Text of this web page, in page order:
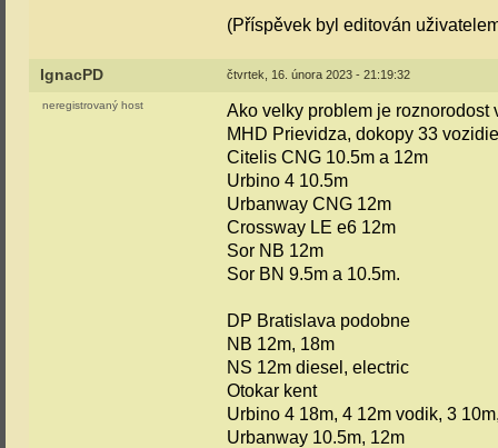
(Příspěvek byl editován
IgnacPD čtvrtek, 16. února 2023 - 21:19:32
neregistrovaný host
Ako velky problem je
MHD Prievidza, dokopy 33
Citelis CNG 10.5m a 12m
Urbino 4 10.5m
Urbanway CNG 12m
Crossway LE e6 12m
Sor NB 12m
Sor BN 9.5m a 10.5m.
DP Bratislava podobne
NB 12m, 18m
NS 12m diesel, electric
Otokar kent
Urbino 4 18m, 4 12m vodik, 3
Urbanway 10.5m, 12m